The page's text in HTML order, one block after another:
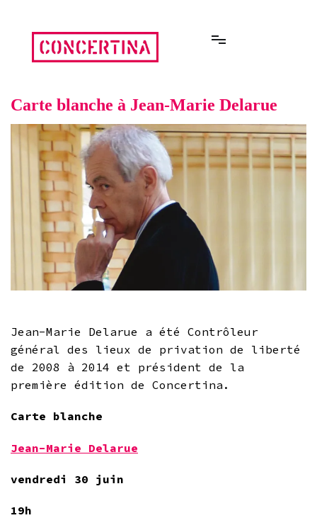
contenu
Carte blanche à Jean-Marie Delarue
Jean-Marie Delarue a été Contrôleur
général des lieux de privation de liberté
de 2008 à 2014 et président de la
première édition de Concertina.
Carte blanche
Jean-Marie Delarue
vendredi 30 juin
19h